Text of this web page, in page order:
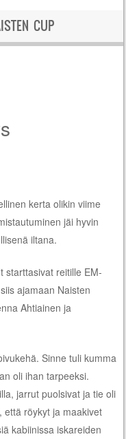
CUP
kerta olikin viime
jäi hyvin
iltana.
starttasivat reitille EM-
ajamaan Naisten
Ahtiainen ja
Sinne tuli kumma
oli ihan tarpeeksi.
jarrut puolsivat ja tie oli
että röykyt ja maakivet
kabiinissa iskareiden